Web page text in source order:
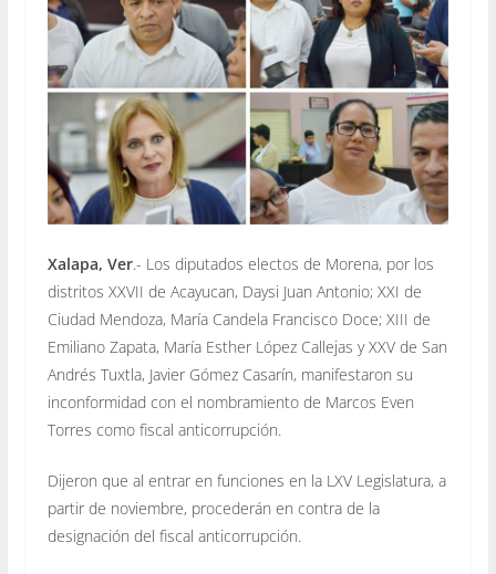
Xalapa, Ver.- Los diputados electos de Morena, por los
distritos XXVII de Acayucan, Daysi Juan Antonio; XXI de
Ciudad Mendoza, María Candela Francisco Doce; XIII de
Emiliano Zapata, María Esther López Callejas y XXV de San
Andrés Tuxtla, Javier Gómez Casarín, manifestaron su
inconformidad con el nombramiento de Marcos Even
Torres como fiscal anticorrupción.
Dijeron que al entrar en funciones en la LXV Legislatura, a
partir de noviembre, procederán en contra de la
designación del fiscal anticorrupción.